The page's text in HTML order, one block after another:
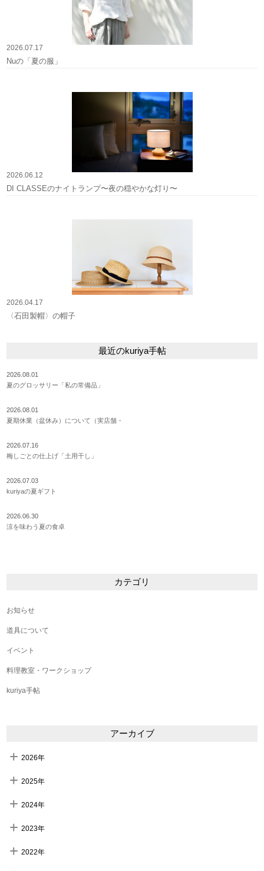
2026.07.17
Nuの「夏の服」
2026.06.12
DI CLASSEのナイトランプ〜夜の穏やかな灯り〜
2026.04.17
〈石田製帽〉の帽子
最近のkuriya手帖
2026.08.01
夏のグロッサリー「私の常備品」
2026.08.01
夏期休業（盆休み）について（実店舗・
2026.07.16
梅しごとの仕上げ「土用干し」
2026.07.03
kuriyaの夏ギフト
2026.06.30
涼を味わう夏の食卓
カテゴリ
お知らせ
道具について
イベント
料理教室・ワークショップ
kuriya手帖
アーカイブ
2026年
2025年
2024年
2023年
2022年